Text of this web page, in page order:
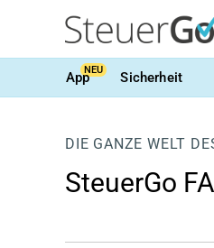
AppNEU Sicherheit
DIE GANZE WELT
SteuerGo